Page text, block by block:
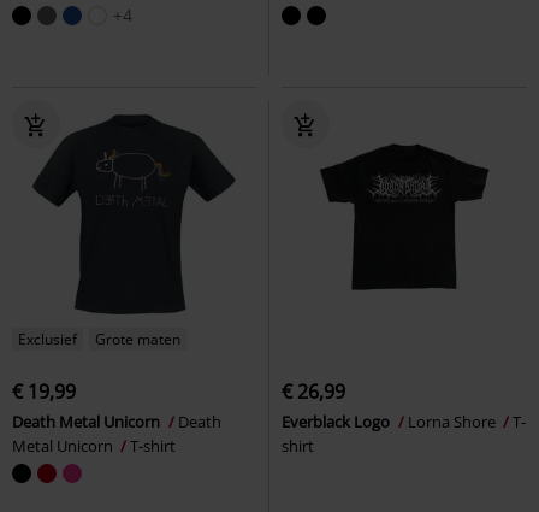
+4
Exclusief Grote maten
€ 19,99
Death Metal Unicorn
Death
Metal Unicorn
T-shirt
€ 26,99
Everblack Logo Lorna Shore
T-
shirt